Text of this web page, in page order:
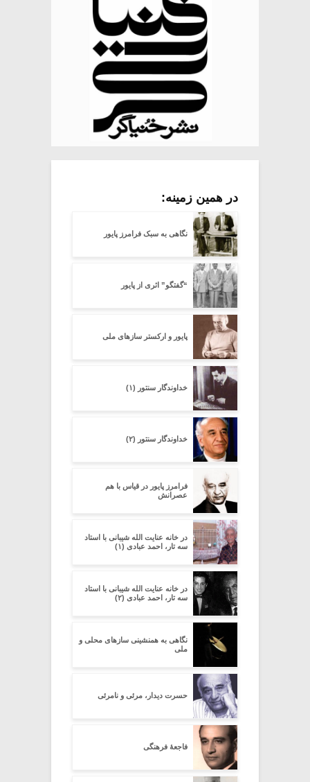
در همین زمینه:
نگاهی به سبک فرامرز پایور
“گفتگو” اثری از پایور
پایور و ارکستر سازهای ملی
خداوندگار سنتور (۱)
خداوندگار سنتور (۲)
فرامرز پایور در قیاس با هم
عصرانش
در خانه عنایت الله شیبانی با استاد
سه تار، احمد عبادی (۱)
در خانه عنایت الله شیبانی با استاد
سه تار، احمد عبادی (۲)
نگاهی به همنشینی سازهای محلی و
ملی
حسرت دیدار، مرئی و نامرئی
فاجعۀ فرهنگی